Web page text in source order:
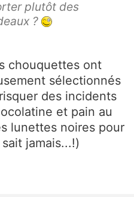
plutôt des
?
chouquettes ont
sélectionnés
des incidents
et pain au
lunettes noires pour
jamais...!)